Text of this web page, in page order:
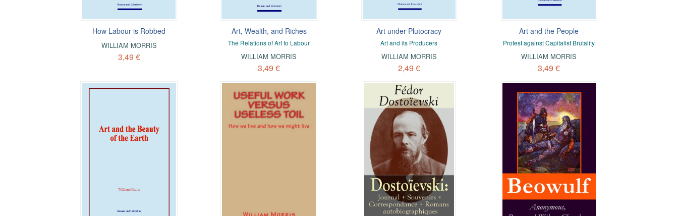
How Labour is Robbed
WILLIAM MORRIS
3,49 €
Art, Wealth, and Riches
The Relations of Art to Labour
WILLIAM MORRIS
3,49 €
Art under Plutocracy
Art and its Producers
WILLIAM MORRIS
2,49 €
Art and the People
Protest against Capitalist Brutality
WILLIAM MORRIS
3,49 €